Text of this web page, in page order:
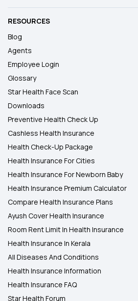
RESOURCES
Blog
Agents
Employee Login
Glossary
Star Health Face Scan
Downloads
Preventive Health Check Up
Cashless Health Insurance
Health Check-Up Package
Health Insurance For Cities
Health Insurance For Newborn Baby
Health Insurance Premium Calculator
Compare Health Insurance Plans
Ayush Cover Health Insurance
Room Rent Limit In Health Insurance
Health Insurance In Kerala
All Diseases And Conditions
Health Insurance Information
Health Insurance FAQ
Star Health Forum